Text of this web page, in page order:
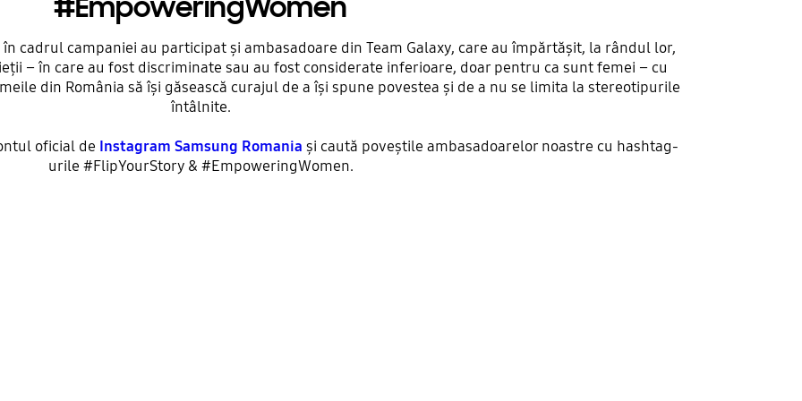
#EmpoweringWomen
cadrul campaniei au participat și ambasadoare din Team Galaxy, care au împărtășit, la rândul lor,
– în care au fost discriminate sau au fost considerate inferioare, doar pentru ca sunt femei – cu
din România să își găsească curajul de a își spune povestea și de a nu se limita la stereotipurile
întâlnite.
oficial de Instagram Samsung Romania și caută poveștile ambasadoarelor noastre cu hashtag-
urile #FlipYourStory & #EmpoweringWomen.